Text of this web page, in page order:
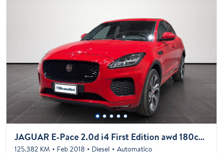
JAGUAR E-Pace 2.0d i4 First Edition awd 180cv auto
125.382 KM Feb 2018 Diesel Automatico